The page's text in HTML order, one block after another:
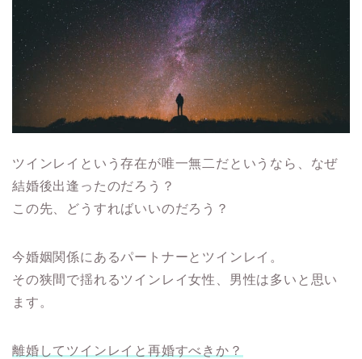
ツインレイという存在が唯一無二だというなら、なぜ
結婚後出逢ったのだろう？
この先、どうすればいいのだろう？
今婚姻関係にあるパートナーとツインレイ。
その狭間で揺れるツインレイ女性、男性は多いと思い
ます。
離婚してツインレイと再婚すべきか？